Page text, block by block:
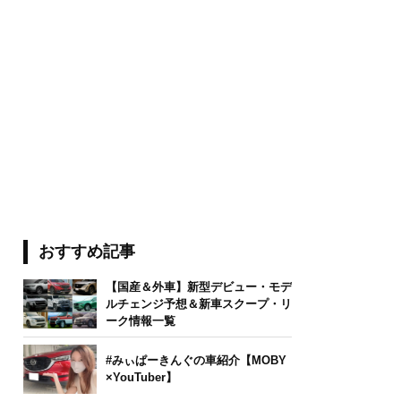
おすすめ記事
【国産＆外車】新型デビュー・モデ
ルチェンジ予想＆新車スクープ・リ
ーク情報一覧
#みぃぱーきんぐの車紹介【MOBY
×YouTuber】